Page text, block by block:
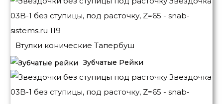
Втулки конические Тапербуш
Зубчатые Рейки